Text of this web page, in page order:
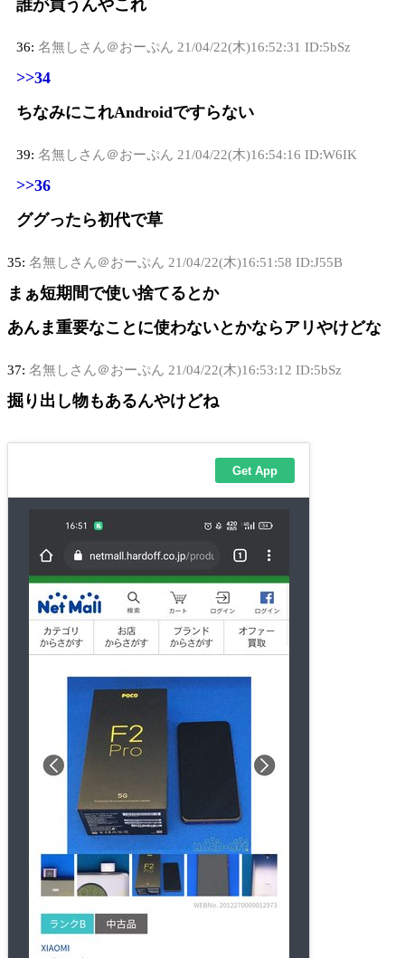
誰が買うんやこれ
36: 名無しさん＠おーぷん 21/04/22(木)16:52:31 ID:5bSz
>>34
ちなみにこれAndroidですらない
39: 名無しさん＠おーぷん 21/04/22(木)16:54:16 ID:W6IK
>>36
ググったら初代で草
35: 名無しさん＠おーぷん 21/04/22(木)16:51:58 ID:J55B
まぁ短期間で使い捨てるとか
あんま重要なことに使わないとかならアリやけどな
37: 名無しさん＠おーぷん 21/04/22(木)16:53:12 ID:5bSz
掘り出し物もあるんやけどね